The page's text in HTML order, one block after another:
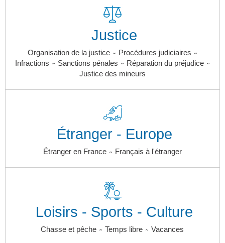
Justice
Organisation de la justice~ Procédures judiciaires ~
Infractions ~ Sanctions pénales ~ Réparation du préjudice~
Justice des mineurs
Étranger - Europe
Étranger en France~ Français à l'étranger
Loisirs - Sports - Culture
Chasse et pêche ~ Temps libre ~ Vacances